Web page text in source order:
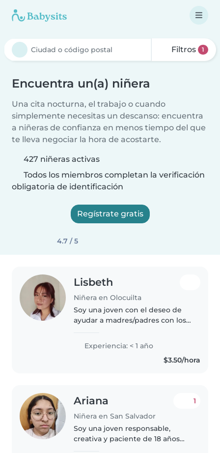
Filtros 1
Encuentra un(a) niñera
Una cita nocturna, el trabajo o cuando
simplemente necesitas un descanso: encuentra
a niñeras de confianza en menos tiempo del que
te lleva negociar la hora de acostarte.
427 niñeras activas
Todos los miembros completan la verificación
obligatoria de identificación
Regístrate gratis
4.7 / 5
Lisbeth
Niñera en Olocuilta
Soy una joven con el deseo de
ayudar a madres/padres con los
entusiasta, divertida, paciente y
comprensiva. He cuidado de mi
sobrina de 1 año y entiendo las..
Experiencia: < 1 año
$3.50/hora
Ariana
Niñera en San Salvador
1
Soy una joven responsable,
creativa y paciente de 18 años